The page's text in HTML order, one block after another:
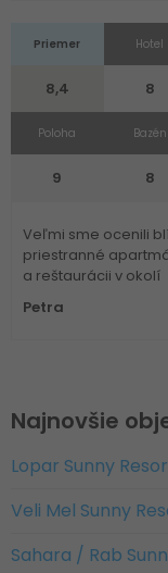
Priemer
8,4
Hotel
8
Poloha
9
Bazén
8
Veľmi sme ocenili
priestranné
a reštaurácii v okolí
Petra
Najnovšie
Lopar Sunny
Veli Mel Sunny
Sahara / Rab